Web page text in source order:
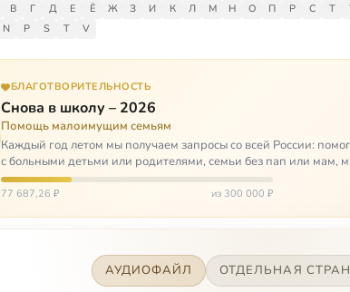
В Г Д Е Ё Ж З И К Л М Н О П Р С Т
N P S T V
БЛАГОТВОРИТЕЛЬНОСТЬ
Снова в школу – 2026
Помощь малоимущим семьям
Каждый год летом мы получаем запросы со всей России:
с больными детьми или родителями, семьи без пап или мам,
них покуп…
77 687,26 ₽ из 300 000 ₽
АУДИОФАЙЛ ОТДЕЛЬНАЯ